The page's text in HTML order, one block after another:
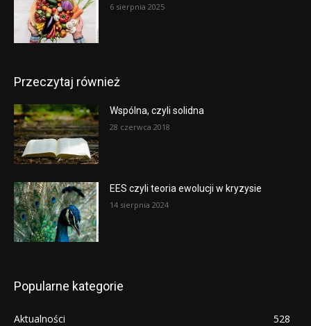
6 sierpnia 2025
Przeczytaj również
Wspólna, czyli solidna
28 czerwca 2018
EES czyli teoria ewolucji w kryzysie
14 sierpnia 2024
Popularne kategorie
Aktualności
528